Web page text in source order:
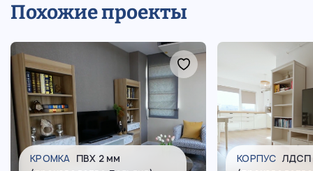
Похожие проекты
КРОМКА ПВХ 2 мм
КОРПУС ЛДСП